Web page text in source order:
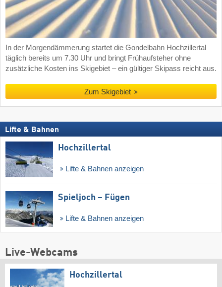
In der Morgendämmerung startet die Gondelbahn Hochzillertal
täglich bereits um 7.30 Uhr und bringt Frühaufsteher ohne
zusätzliche Kosten ins Skigebiet – ein gültiger Skipass reicht aus.
Zum Skigebiet
Lifte & Bahnen
Hochzillertal
Lifte & Bahnen anzeigen
Spieljoch – Fügen
Lifte & Bahnen anzeigen
Live-Webcams
Hochzillertal